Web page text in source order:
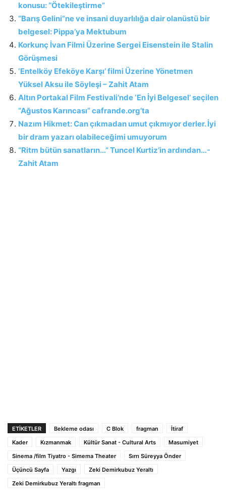
konusu: “Ötekileştirme”
“Barış Gelini”ne ve insani duyarlılığa dair olanüstü bir
belgesel: Pippa’ya Mektubum
Korkunç İvan Filmi Üzerine Sergei Eisenstein ile Stalin
Görüşmesi
‘Entelköy Efeköye Karşı’ filmi Üzerine Yönetmen
Yüksel Aksu ile Söyleşi – Zahit Atam
Altın Portakal Film Festivali’nde ‘En İyi Belgesel’ seçilen
“Ağustos Karıncası” cafrande.org’ta
Nazım Hikmet: Can çıkmadan umut çıkmıyor derler. İyi
bir dram yazarı olabileceğimi umuyorum
“Ritm bütün sanatların…” Tuncel Kurtiz’in ardından…-
Zahit Atam
ETIKETLER Bekleme odası C Blok fragman
İtiraf
Kader
Kızmanmak Kültür Sanat - Cultural Arts
Masumiyet
Sinema /film Tiyatro - Simema Theater
Sırrı Süreyya Önder
Üçüncü Sayfa
Yazgı
Zeki Demirkubuz Yeraltı
Zeki Demirkubuz Yeraltı fragman